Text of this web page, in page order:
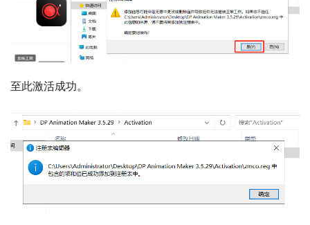
至此激活成功。